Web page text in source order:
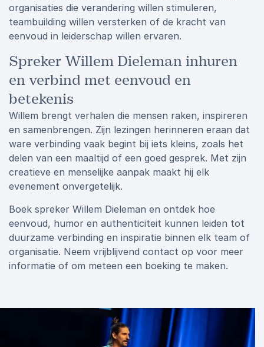
organisaties die verandering willen stimuleren,
teambuilding willen versterken of de kracht van
eenvoud in leiderschap willen ervaren.
Spreker Willem Dieleman inhuren
en verbind met eenvoud en
betekenis
Willem brengt verhalen die mensen raken, inspireren
en samenbrengen. Zijn lezingen herinneren eraan dat
ware verbinding vaak begint bij iets kleins, zoals het
delen van een maaltijd of een goed gesprek. Met zijn
creatieve en menselijke aanpak maakt hij elk
evenement onvergetelijk.
Boek spreker Willem Dieleman en ontdek hoe
eenvoud, humor en authenticiteit kunnen leiden tot
duurzame verbinding en inspiratie binnen elk team of
organisatie. Neem vrijblijvend contact op voor meer
informatie of om meteen een boeking te maken.